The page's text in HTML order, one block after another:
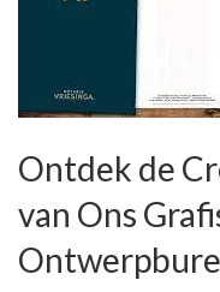
Ontdek de
van Ons